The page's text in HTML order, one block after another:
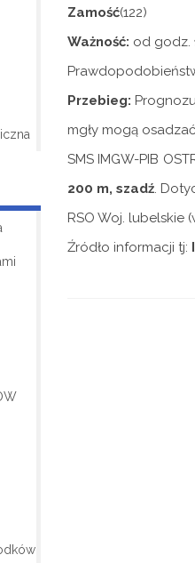
Zamość(122)
Ważność: od godz.
Przebieg:
mgły mogą
SMS IMGW-PIB
200 m, szadź.
RSO Woj. lubelskie
Źródło informacji tj: